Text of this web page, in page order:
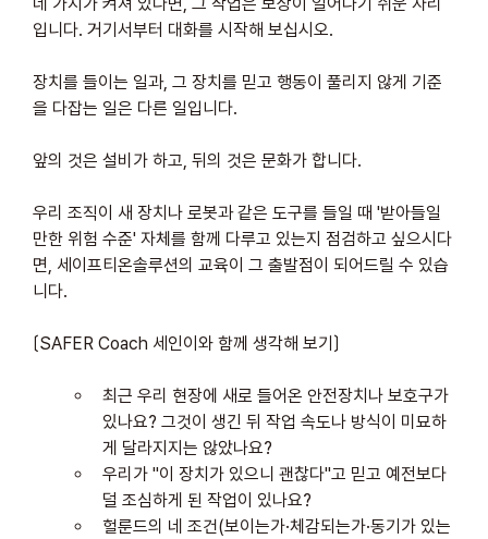
입니다. 거기서부터 대화를 시작해 보십시오.
장치를 들이는 일과, 그 장치를 믿고 행동이 풀리지 않게 기준
을 다잡는 일은 다른 일입니다.
앞의 것은 설비가 하고, 뒤의 것은 문화가 합니다.
우리 조직이 새 장치나 로봇과 같은 도구를 들일 때 '받아들일
만한 위험 수준' 자체를 함께 다루고 있는지 점검하고 싶으시다
면, 세이프티온솔루션의 교육이 그 출발점이 되어드릴 수 있습
니다.
〔SAFER Coach 세인이와 함께 생각해 보기〕
최근 우리 현장에 새로 들어온 안전장치나 보호구가
있나요? 그것이 생긴 뒤 작업 속도나 방식이 미묘하
게 달라지지는 않았나요?
우리가 "이 장치가 있으니 괜찮다"고 믿고 예전보다
덜 조심하게 된 작업이 있나요?
헐룬드의 네 조건(보이는가·체감되는가·동기가 있는